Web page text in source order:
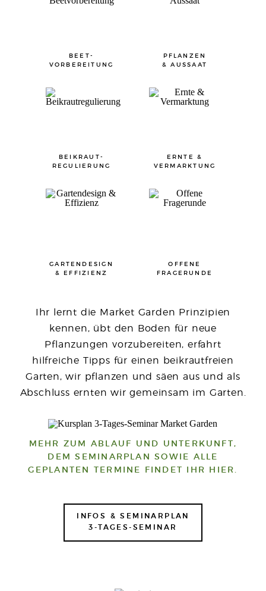
BEET-
VORBEREITUNG
PFLANZEN
& AUSSAAT
BEIKRAUT-
REGULIERUNG
ERNTE &
VERMARKTUNG
GARTENDESIGN
& EFFIZIENZ
OFFENE
FRAGERUNDE
Ihr lernt die Market Garden Prinzipien
kennen, übt den Boden für neue
Pflanzungen vorzubereiten, erfahrt
hilfreiche Tipps für einen beikrautfreien
Garten, wir pflanzen und säen aus und als
Abschluss ernten wir gemeinsam im Garten.
MEHR ZUM ABLAUF UND UNTERKUNFT,
DEM SEMINARPLAN SOWIE ALLE
GEPLANTEN TERMINE FINDET IHR HIER.
INFOS & SEMINARPLAN
3-TAGES-SEMINAR